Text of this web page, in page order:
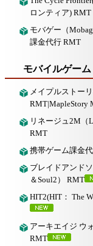
ロンティア) RMT
モバゲー（
課金代行 RMT
モバイルゲーム
メイプルストー
RMT|MapleStory
リネージュ2M（
RMT
携帯ゲーム課金
ブレイドアンド
＆Soul2） RMT
HIT2(HIT： The
アーキエイジ ウ
RMT